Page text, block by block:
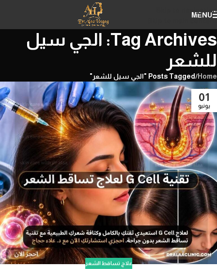
Skip to navigation
MENU
Tag Archives: الجي سيل
للشعر
Home
/Posts Tagged "الجي سيل للشعر"
01
يونيو
علاج تساقط الشعر